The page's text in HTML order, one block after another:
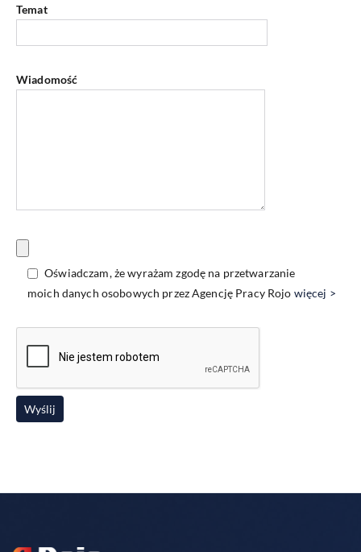
Temat
Wiadomość
Oświadczam, że wyrażam zgodę na przetwarzanie
moich danych osobowych przez Agencję Pracy Rojo więcej >